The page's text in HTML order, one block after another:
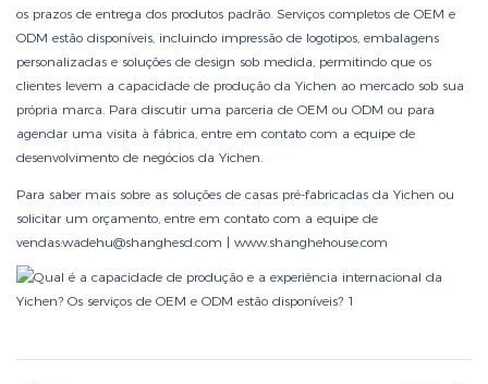
os prazos de entrega dos produtos padrão. Serviços completos de OEM e
ODM estão disponíveis, incluindo impressão de logotipos, embalagens
personalizadas e soluções de design sob medida, permitindo que os
clientes levem a capacidade de produção da Yichen ao mercado sob sua
própria marca. Para discutir uma parceria de OEM ou ODM ou para
agendar uma visita à fábrica, entre em contato com a equipe de
desenvolvimento de negócios da Yichen.
Para saber mais sobre as soluções de casas pré-fabricadas da Yichen ou
solicitar um orçamento, entre em contato com a equipe de
vendas:wadehu@shanghesd.com | www.shanghehouse.com